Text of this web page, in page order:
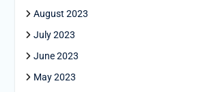
August 2023
July 2023
June 2023
May 2023